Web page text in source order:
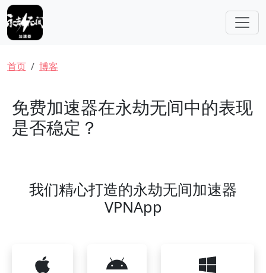
跳转到主要内容
面包屑
首页 博客
免费加速器在永劫无间中的表现
是否稳定？
我们精心打造的永劫无间加速器
VPNApp